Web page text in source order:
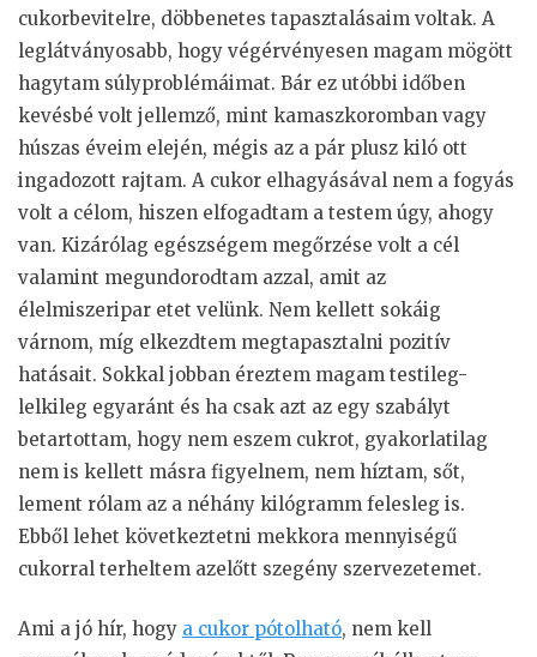
cukorbevitelre, döbbenetes tapasztalásaim voltak. A
leglátványosabb, hogy végérvényesen magam mögött
hagytam súlyproblémáimat. Bár ez utóbbi időben
kevésbé volt jellemző, mint kamaszkoromban vagy
húszas éveim elején, mégis az a pár plusz kiló ott
ingadozott rajtam. A cukor elhagyásával nem a fogyás
volt a célom, hiszen elfogadtam a testem úgy, ahogy
van. Kizárólag egészségem megőrzése volt a cél
valamint megundorodtam azzal, amit az
élelmiszeripar etet velünk. Nem kellett sokáig
várnom, míg elkezdtem megtapasztalni pozitív
hatásait. Sokkal jobban éreztem magam testileg-
lelkileg egyaránt és ha csak azt az egy szabályt
betartottam, hogy nem eszem cukrot, gyakorlatilag
nem is kellett másra figyelnem, nem híztam, sőt,
lement rólam az a néhány kilógramm felesleg is.
Ebből lehet következtetni mekkora mennyiségű
cukorral terheltem azelőtt szegény szervezetemet.
Ami a jó hír, hogy a cukor pótolható, nem kell